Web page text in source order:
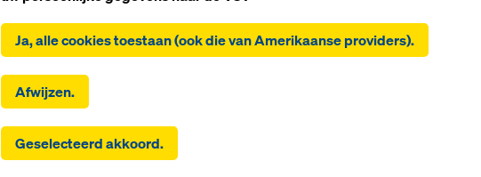
Door op 'Alle cookies toestaan (incl. Amerikaanse providers)' te klikken, stemt
u in met de installatie en het gebruik van alle cookies. Door op 'Akkoord met
geselecteerd' te klikken, geeft u toestemming voor de cookies die u met de
naar derde landen zoals de VS inhouden. Als de instellingen die je hebt
geselecteerd ook aanbieders omvatten die gegevens overdragen aan derde
landen waar geen adequaatheidsbesluit krachtens artikel 45 GDPR en geen
passende waarborgen krachtens artikel 46 GDPR bestaan, strekt je
toestemming zich ook uit tot deze landen. Er kan een risico bestaan dat uw
Ja, alle cookies toestaan (ook die van Amerikaanse providers).
Afwijzen.
Geselecteerd akkoord.